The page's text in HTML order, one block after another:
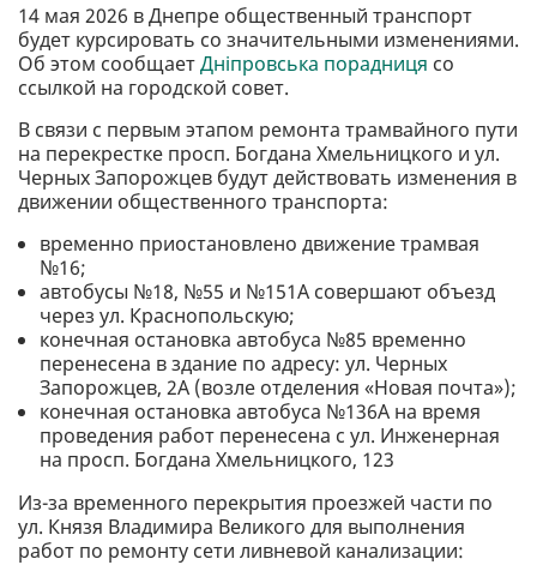
14 мая 2026 в Днепре общественный транспорт
будет курсировать со значительными изменениями.
Об этом сообщаетДніпровська порадниця со
ссылкой на городской совет.
В связи с первым этапом ремонта трамвайного пути
на перекрестке просп. Богдана Хмельницкого и ул.
Черных Запорожцев будут действовать изменения в
движении общественного транспорта:
временно приостановлено движение трамвая
№16;
автобусы №18, №55 и №151А совершают объезд
через ул. Краснопольскую;
конечная остановка автобуса №85 временно
перенесена в здание по адресу: ул. Черных
Запорожцев, 2А (возле отделения «Новая почта»);
конечная остановка автобуса №136А на время
проведения работ перенесена с ул. Инженерная
на просп. Богдана Хмельницкого, 123
Из-за временного перекрытия проезжей части по
ул. Князя Владимира Великого для выполнения
работ по ремонту сети ливневой канализации: